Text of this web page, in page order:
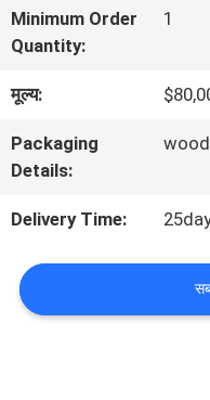
बारे
कारखाने
दौरा
गुणवत्ता
Minimum Order
Quantity:
1
मूल्य:
Packaging
Details:
Delivery Time: